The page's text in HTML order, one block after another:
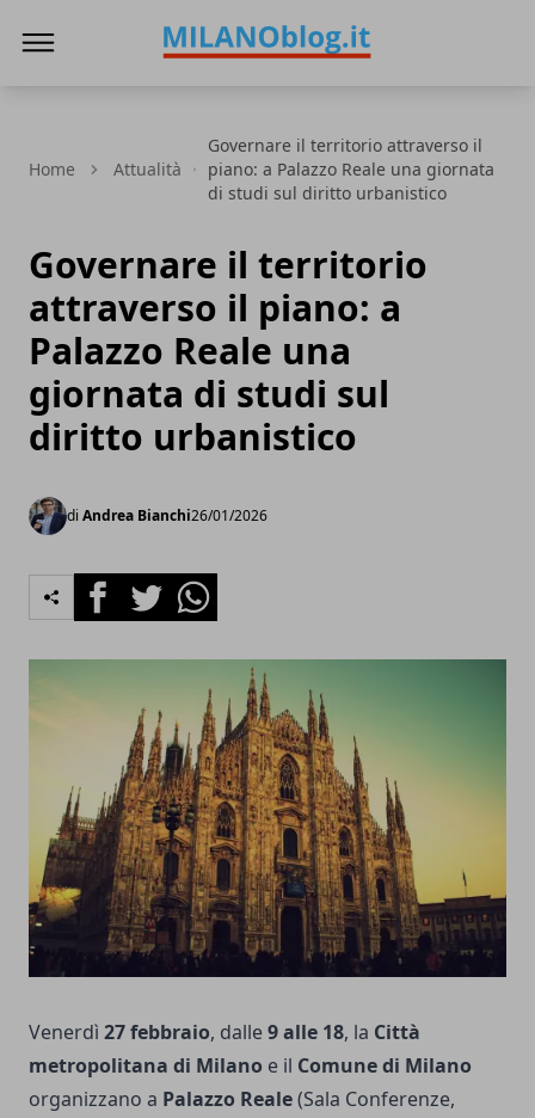
Home Attualità
Governare il territorio attraverso il
piano: a Palazzo Reale una giornata
di studi sul diritto urbanistico
Governare il territorio
attraverso il piano: a
Palazzo Reale una
giornata di studi sul
diritto urbanistico
di Andrea Bianchi26/01/2026
FacebookTwitterWhatsapp
Venerdì 27 febbraio, dalle9 alle 18, la Città
metropolitana di Milano e il Comune di Milano
organizzano a Palazzo Reale(Sala Conferenze,